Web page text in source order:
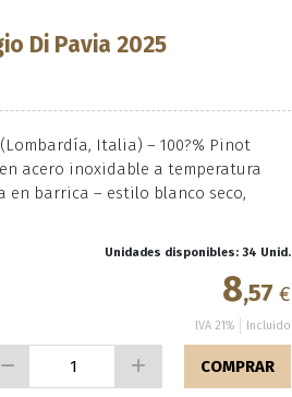
Di Pavia 2025
Italia) – 100?% Pinot
acero inoxidable a temperatura
en barrica – estilo blanco seco,
Unidades disponibles: 34 Unid.
8,57 €
IVA 21% Incluido
COMPRAR